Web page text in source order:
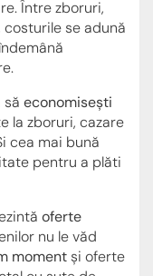
Între zboruri,
se adună
economisești
la zboruri, cazare
cea mai bună
pentru a plăti
oferte
nu le văd
moment și oferte